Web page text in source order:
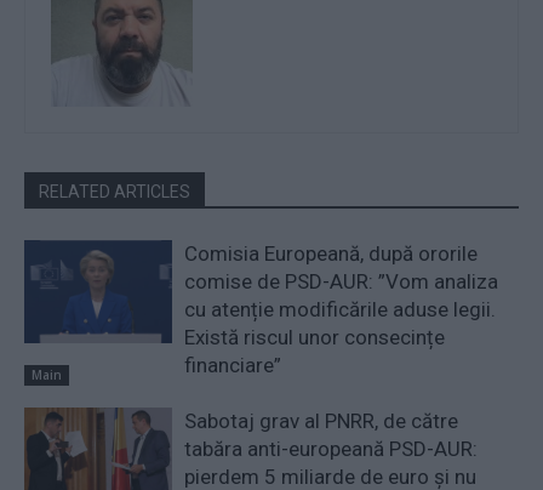
RELATED ARTICLES
Main
Comisia Europeană, după ororile
comise de PSD-AUR: ”Vom analiza
cu atenție modificările aduse legii.
Există riscul unor consecințe
financiare”
Sabotaj grav al PNRR, de către
tabăra anti-europeană PSD-AUR:
pierdem 5 miliarde de euro și nu